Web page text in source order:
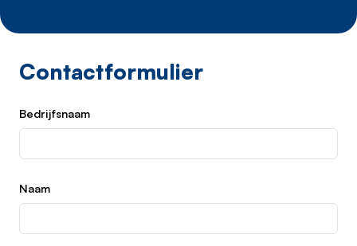
Contactformulier
Bedrijfsnaam
Naam